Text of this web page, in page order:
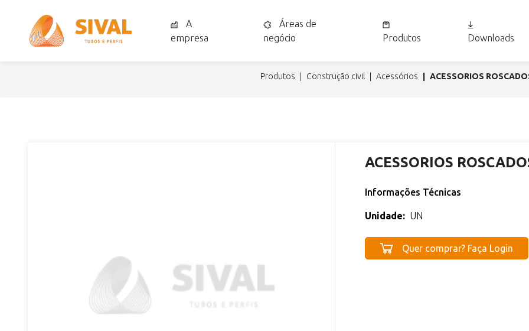
A
empresa
Áreas de
negócio
Produtos Downloads
produtos construção civil acessórios ACESSORIOS
ACESSORIOS
Informações Técnicas
Unidade: UN
Quer comprar? Faça Login